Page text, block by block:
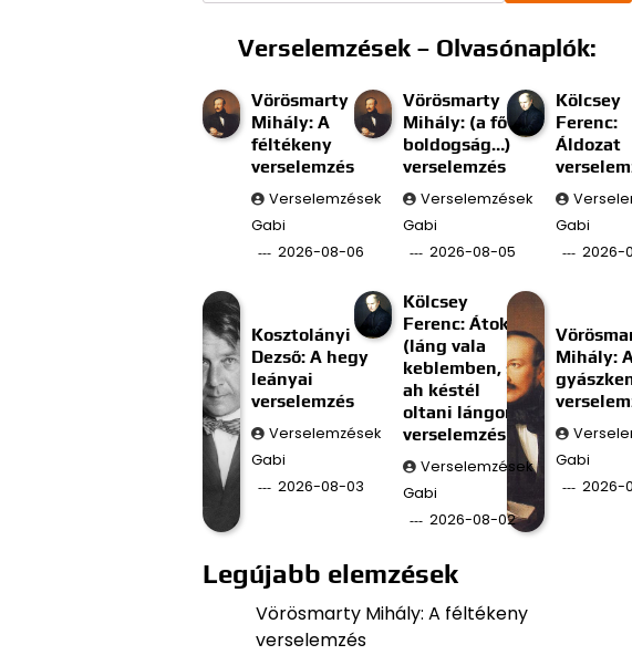
Verselemzések – Olvasónaplók:
Vörösmarty
Mihály: A
féltékeny
verselemzés
Verselemzések
Gabi
2026-08-06
Vörösmarty
Mihály: (a fő
boldogság…)
verselemzés
Verselemzések
Gabi
2026-08-05
Kölcsey
Ferenc:
Áldozat
Gabi
2026-
Kosztolányi
Dezső: A hegy
leányai
verselemzés
Verselemzések
Gabi
2026-08-03
Kölcsey
Ferenc: Átok
(láng vala
keblemben, s
ah késtél
oltani lángom;)
verselemzés
Verselemzések
Gabi
2026-08-02
Mihály:
Gabi
2026-
Legújabb elemzések
Vörösmarty Mihály: A féltékeny
verselemzés